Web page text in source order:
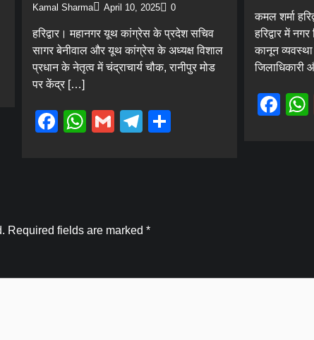
Kamal Sharma April 10, 2025 0
हरिद्वार। महानगर यूथ कांग्रेस के प्रदेश सचिव
सागर बेनीवाल और यूथ कांग्रेस के अध्यक्ष विशाल
प्रधान के नेतृत्व में चंद्राचार्य चौक, रानीपुर मोड
पर केंद्र […]
Facebook
WhatsApp
GmailTelegram
कमल शर्मा
हरिद्वार में
कानून
जिलाधिकारी
Required fields are marked *
में चाय की चुस्की
Kamal Sharma August 7,